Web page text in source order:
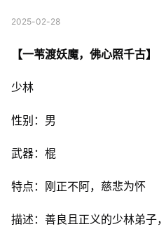
2025-02-28
【一苇渡妖魔，佛心照千古】
少林
性别：男
武器：棍
特点：刚正不阿，慈悲为怀
描述：善良且正义的少林弟子